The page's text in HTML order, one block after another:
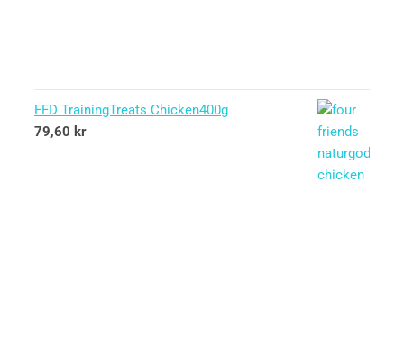
FFD TrainingTreats Chicken400g
79,60 kr